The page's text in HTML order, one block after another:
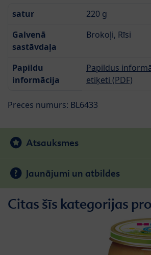
satur
220 g
Galvenā
sastāvdaļa
Brokoļi, Rīsi
Papildu
informācija
Papildus
etiķeti (PDF)
Preces numurs: BL6433
Atsauksmes
Jaunājumi un atbildes
Citas šīs kategorijas